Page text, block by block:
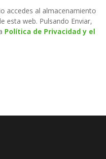
accedes al almacenamiento
esta web. Pulsando Enviar,
Política de Privacidad y el